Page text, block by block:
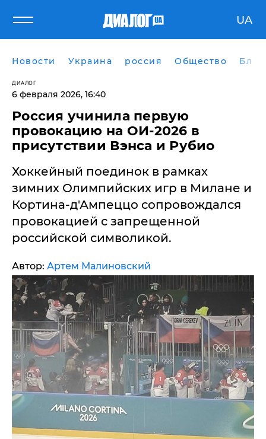
UA
Новости Украина россия Общество
ДИАЛОГ
6 февраля 2026, 16:40
Россия учинила первую
провокацию на ОИ-2026 в
присутствии Вэнса и Рубио
Хоккейный поединок в рамках
зимних Олимпийских игр в Милане и
Кортина-д'Ампеццо сопровождался
провокацией с запрещенной
российской символикой.
Автор: Артем Малиновский